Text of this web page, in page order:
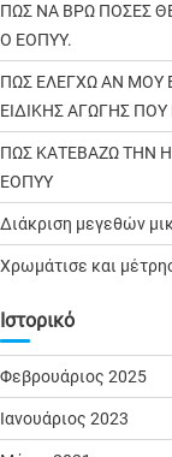
ΠΩΣ ΝΑ ΒΡΩ ΠΟΣΕΣ
Ο ΕΟΠΥΥ.
ΠΩΣ ΕΛΕΓΧΩ ΑΝ ΜΟΥ
ΕΙΔΙΚΗΣ ΑΓΩΓΗΣ
ΠΩΣ ΚΑΤΕΒΑΖΩ ΤΗΝ
ΕΟΠΥΥ
Διάκριση μεγεθών
Χρωμάτισε και
Ιστορικό
Φεβρουάριος 2025
Ιανουάριος 2023